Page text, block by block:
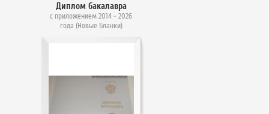
Диплом бакалавра
с приложением 2014 - 2026
года (Новые Бланки)